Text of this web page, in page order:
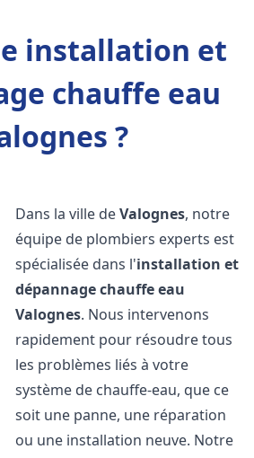
installation et
chauffe eau
?
Dans la ville deValognes, notre
équipe de plombiers experts est
spécialisée dans l'installation et
dépannage chauffe eau
Valognes. Nous intervenons
rapidement pour résoudre tous
les problèmes liés à votre
système de chauffe-eau, que ce
soit une panne, une réparation
ou une installation neuve. Notre